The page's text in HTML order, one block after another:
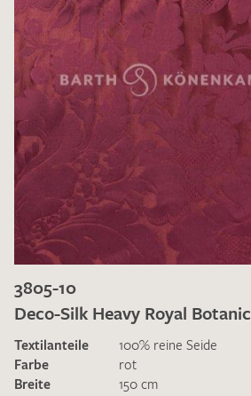
3805-10
Deco-Silk Heavy Royal Botanic
Textilanteile
100% reine Seide
Farbe
rot
Breite
150 cm